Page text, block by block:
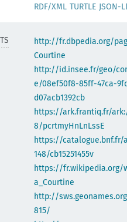
RDF/XML TURTLE JSON-
http://fr.dbpedia.org/
Courtine
http://id.insee.fr/geo/
e/08ef50f8-85ff-47ca-
d07acb1392cb
https://ark.frantiq.fr/
8/pcrtmyHnLnLssE
https://catalogue.bnf.fr/
148/cb15251455v
https://fr.wikipedia.org/
a_Courtine
http://
815/